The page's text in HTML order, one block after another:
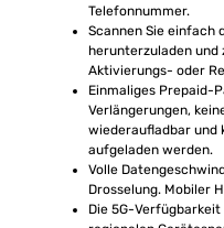
Telefonnummer.
Scannen Sie einfach
herunterzuladen und
Aktivierungs- oder
Einmaliges Prepaid-
Verlängerungen,
wiederaufladbar und
aufgeladen werden.
Volle
Drosselung. Mobiler
Die 5G-